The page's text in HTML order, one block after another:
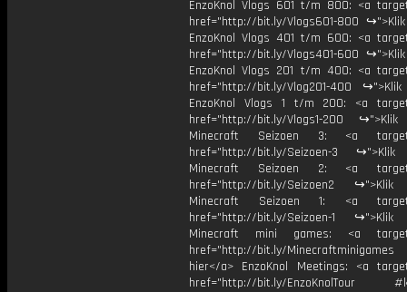
EnzoKnol Vlogs 601 t/m 800: <a
href="http://bit.ly/Vlogs601-800
EnzoKnol Vlogs 401 t/m 600: <a
href="http://bit.ly/Vlogs401-600
EnzoKnol Vlogs 201 t/m 400: <a
href="http://bit.ly/Vlog201-400
EnzoKnol Vlogs 1 t/m 200: <a
href="http://bit.ly/Vlogs1-200
Minecraft Seizoen 3: <a
href="http://bit.ly/Seizoen-3 ↪">Klik
Minecraft Seizoen 2: <a
href="http://bit.ly/Seizoen2 ↪">Klik
Minecraft Seizoen 1: <a
href="http://bit.ly/Seizoen-1 ↪">Klik
Minecraft mini games: <a
href="http://bit.ly/
hier</a> EnzoKnol Meetings: <a
href="http://bit.ly/EnzoKnolTour